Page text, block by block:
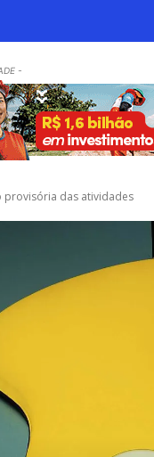
-
provisória das atividades